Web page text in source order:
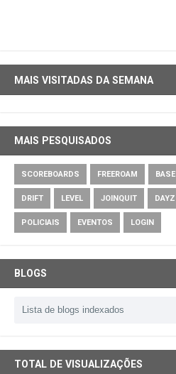
MAIS VISITADAS DA SEMANA
MAIS PESQUISADOS
SCOREBOARDS FREEROAM
DRIFT LEVEL JOINQUIT DAYZ
POLICIAIS EVENTOS LOGIN
BLOGS
TOTAL DE VISUALIZAÇÕES